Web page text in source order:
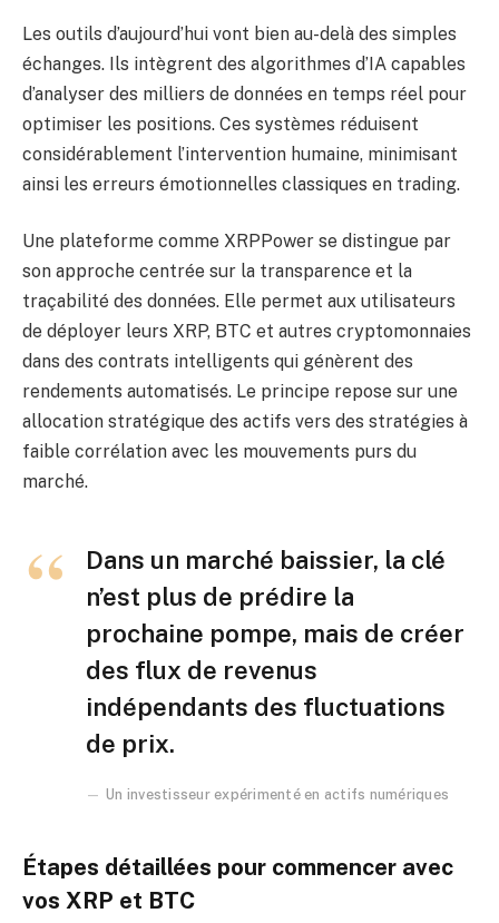
Les outils d’aujourd’hui vont bien au-delà des simples
échanges. Ils intègrent des algorithmes d’IA capables
d’analyser des milliers de données en temps réel pour
optimiser les positions. Ces systèmes réduisent
considérablement l’intervention humaine, minimisant
ainsi les erreurs émotionnelles classiques en trading.
Une plateforme comme XRPPower se distingue par
son approche centrée sur la transparence et la
traçabilité des données. Elle permet aux utilisateurs
de déployer leurs XRP, BTC et autres cryptomonnaies
dans des contrats intelligents qui génèrent des
rendements automatisés. Le principe repose sur une
allocation stratégique des actifs vers des stratégies à
faible corrélation avec les mouvements purs du
marché.
Dans un marché baissier, la clé
n’est plus de prédire la
prochaine pompe, mais de créer
des flux de revenus
indépendants des fluctuations
de prix.
Un investisseur expérimenté en actifs numériques
Étapes détaillées pour commencer avec
vos XRP et BTC